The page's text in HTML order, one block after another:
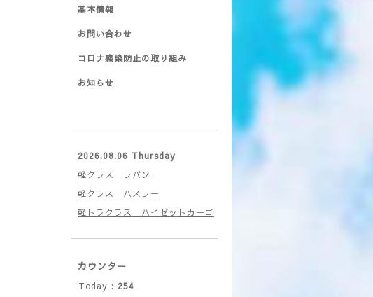
基本情報
お問い合わせ
コロナ感染防止の取り組み
お知らせ
2026.08.06 Thursday
軽クラス ラパン
軽クラス ハスラー
軽トラクラス ハイゼットカーゴ
カウンター
Today : 254